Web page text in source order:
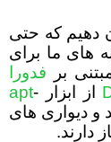
دهیم که حتی
های ما برای
بر فدورا
از ابزار apt-
و دیواری های
دارند.